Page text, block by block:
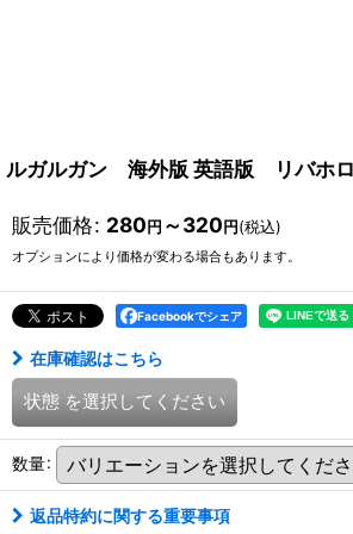
ルガルガン 海外版 英語版 リバ
販売価格: 280円 ～320円(税込)
オプションにより価格が変わる場合もあります。
Facebookでシェア
在庫確認はこちら
状態 を選択してください
数量:
返品特約に関する重要事項